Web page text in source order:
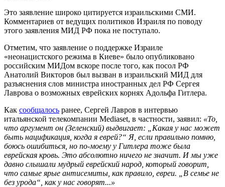
Это заявление широко цитируется израильскими СМИ.
Комментариев от ведущих политиков Израиля по поводу
этого заявления МИД РФ пока не поступало.
Отметим, что заявление о поддержке Израиле
«неонацистского режима в Киеве» было опубликовано
российским МИДом вскоре после того, как посол РФ
Анатолий Викторов был вызван в израильский МИД для
разъяснения слов министра иностранных дел РФ Сергея
Лаврова о возможных еврейских корнях Адольфа Гитлера.
Как сообщалось ранее, Сергей Лавров в интервью
итальянской телекомпании Mediaset, в частности, заявил: «То,
что аргумент он (Зеленский) выдвигает: „Какая у нас может
быть нацификация, когда я еврей?“ Я, если правильно помню,
боюсь ошибиться, но по-моему у Гитлера тоже была
еврейская кровь. Это абсолютно ничего не значит. И мы уже
давно слышали мудрый еврейский народ, который говорит,
что самые ярые антисемиты, как правило, евреи. „В семье не
без урода“, как у нас говорят...»